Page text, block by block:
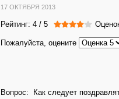
17 ОКТЯБРЯ 2013
Рейтинг: 4 / 5
Пожалуйста, оцените
Вопрос: Как следует